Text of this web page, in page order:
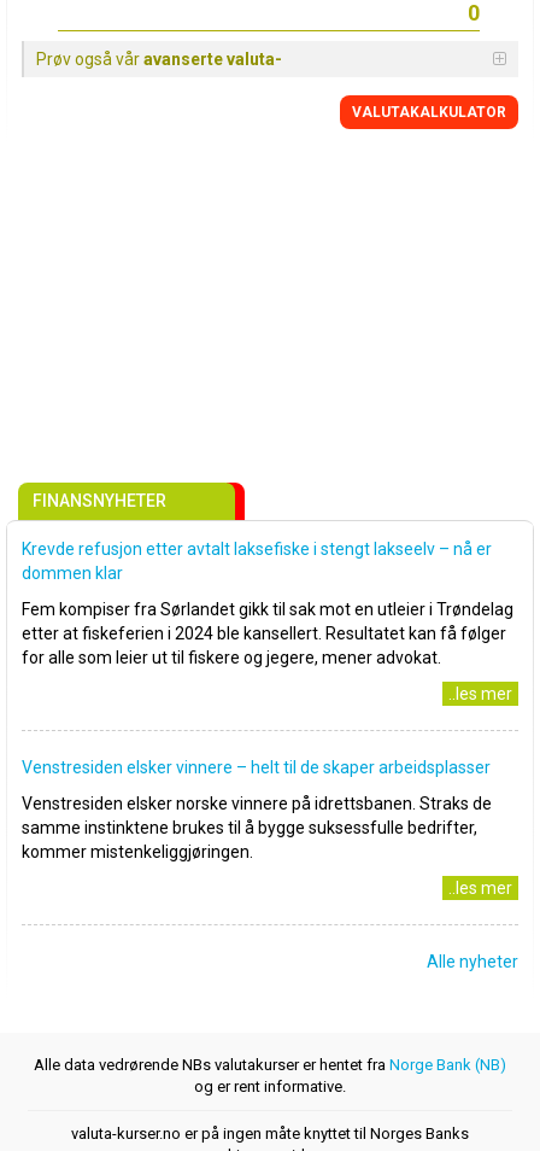
Prøv også våravanserte valuta-
VALUTAKALKULATOR
FINANSNYHETER
Krevde refusjon etter avtalt laksefiske i stengt lakseelv – nå er
dommen klar
Fem kompiser fra Sørlandet gikk til sak mot en utleier i Trøndelag
etter at fiskeferien i 2024 ble kansellert. Resultatet kan få følger
for alle som leier ut til fiskere og jegere, mener advokat.
..les mer
Venstresiden elsker vinnere – helt til de skaper arbeidsplasser
Venstresiden elsker norske vinnere på idrettsbanen. Straks de
samme instinktene brukes til å bygge suksessfulle bedrifter,
kommer mistenkeliggjøringen.
..les mer
Alle nyheter
Alle data vedrørende NBs valutakurser er hentet fra Norge Bank (NB)
og er rent informative.
valuta-kurser.no er på ingen måte knyttet til Norges Banks